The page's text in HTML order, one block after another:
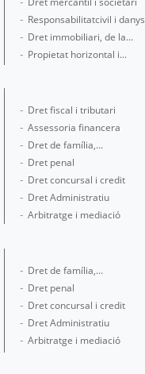
Responsabilitatcivil i danys
Dret immobiliari, de la...
Propietat horizontal i...
Dret fiscal i tributari
Assessoria financera
Dret de família,...
Dret penal
Dret concursal i credit
Dret Administratiu
Arbitratge i mediació
Dret de família,...
Dret penal
Dret concursal i credit
Dret Administratiu
Arbitratge i mediació